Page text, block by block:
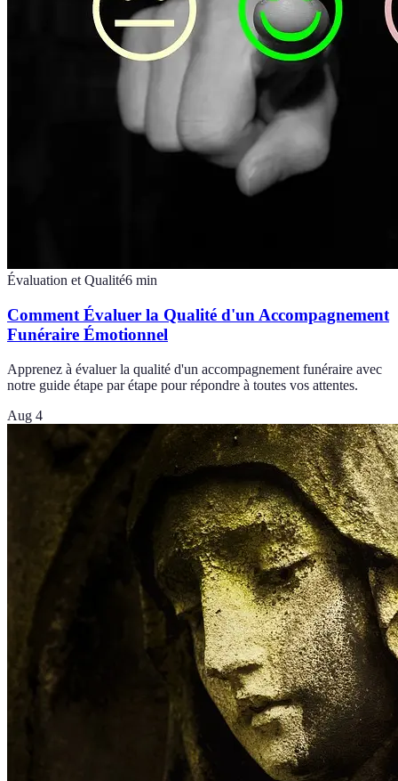
Évaluation et Qualité6 min
Comment Évaluer la Qualité d'un Accompagnement
Funéraire Émotionnel
Apprenez à évaluer la qualité d'un accompagnement funéraire avec
notre guide étape par étape pour répondre à toutes vos attentes.
Aug 4